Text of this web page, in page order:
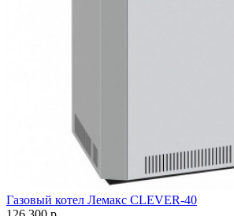
Газовый котел Лемакс CLEVER-40